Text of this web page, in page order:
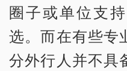
圈子或单位支
选。而在有些专
分外行人并不具